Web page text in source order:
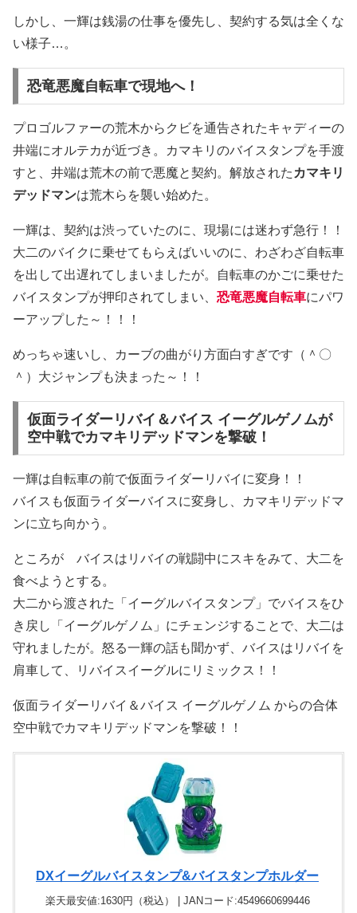
しかし、一輝は銭湯の仕事を優先し、契約する気は全くな
い様子…。
恐竜悪魔自転車で現地へ！
プロゴルファーの荒木からクビを通告されたキャディーの
井端にオルテカが近づき。カマキリのバイスタンプを手渡
すと、井端は荒木の前で悪魔と契約。解放された カマキリ
デッドマンは荒木らを襲い始めた。
一輝は、契約は渋っていたのに、現場には迷わず急行！！
大二のバイクに乗せてもらえばいいのに、わざわざ自転車
を出して出遅れてしまいましたが。自転車のかごに乗せた
バイスタンプが押印されてしまい、 恐竜悪魔自転車にパワ
ーアップした～！！！
めっちゃ速いし、カーブの曲がり方面白すぎです（＾〇
＾）大ジャンプも決まった～！！
仮面ライダーリバイ＆バイス イーグルゲノムが
空中戦でカマキリデッドマンを撃破！
一輝は自転車の前で仮面ライダーリバイに変身！！
バイスも仮面ライダーバイスに変身し、カマキリデッドマ
ンに立ち向かう。
ところが バイスはリバイの戦闘中にスキをみて、大二を
食べようとする。
大二から渡された「イーグルバイスタンプ」でバイスをひ
き戻し「イーグルゲノム」にチェンジすることで、大二は
守れましたが。怒る一輝の話も聞かず、バイスはリバイを
肩車して、リバイスイーグルにリミックス！！
仮面ライダーリバイ＆バイス イーグルゲノム からの合体
空中戦でカマキリデッドマンを撃破！！
DXイーグルバイスタンプ&バイスタンプホルダー
楽天最安値:1630円（税込） | JANコード:4549660699446